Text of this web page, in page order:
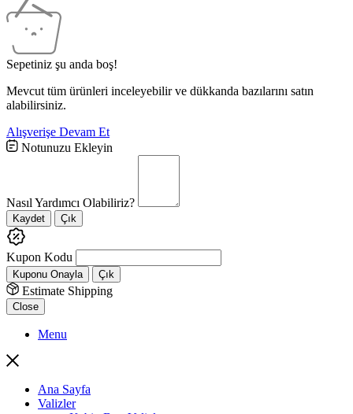
Sepetiniz şu anda boş!
Mevcut tüm ürünleri inceleyebilir ve dükkanda bazılarını satın
alabilirsiniz.
Alışverişe Devam Et
Notunuzu Ekleyin
Nasıl Yardımcı Olabiliriz?
Kaydet Çık
Kupon Kodu
Kuponu Onayla Çık
Estimate Shipping
Close
Menu
Ana Sayfa
Valizler